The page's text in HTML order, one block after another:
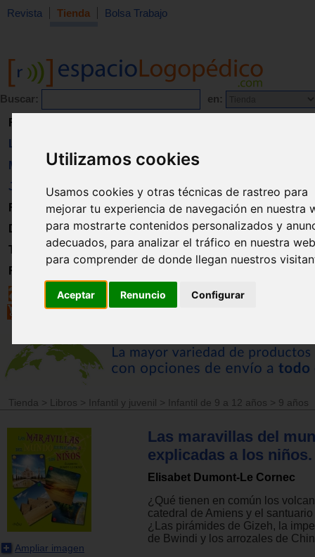
Utilizamos cookies
Usamos cookies y otras técnicas de rastreo para
mejorar tu experiencia de navegación en nuestra
para mostrarte contenidos personalizados y
adecuados, para analizar el tráfico en nuestra
para comprender de donde llegan nuestros
Aceptar Renuncio Configurar
Revista Tienda Bolsa Trabajo
Buscar: en:
Revista
Libros
Material
Juguetes
Formación
Directorio
Trabajo
Registro
Tienda > Libros > Infantil y juvenil > Infantil de 9 a 12 años > 9 años
Ampliar imagen
Las maravillas del
explicadas a los niños.
Elisabet Dumont-Le Cornec
¿Qué tienen en común los
catedral de Amiens y el
¿Las pirámides de Gizeh, la
de Bwindi y los arrozales de